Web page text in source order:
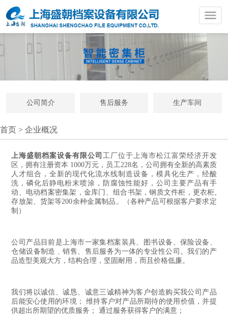
公司简介 售后服务 生产车间
首页 > 企业概况
上海盛朝档案设备有限公司工厂位于上海市松江富荣经济开发
区，拥有注册资本 1000万元，员工228名，公司拥有全新的高素质
人才组合，全新的现代化流水线制造设备，模具化生产，经酸
洗，磷化后静电粉末喷涂，防腐蚀性能好，公司主要产品有手
动、电动档案密集架，金库门、组合书架，钢质文件柜，更衣柜,
存放架、货架等200余种金属制品。（各种产品可根据客户要求定
制）
公司产品目前是上海市一家集档案装具、图书设备、保险设备、
仓储设备制造﹑销售、售后服务为一体的专业性公司。我们的产
品造型美观大方，结构合理，坚固耐用，而且价格低廉。
我们将以诚信、诚恳、诚意三诚精神为客户创造购买我公司产品
后能安心使用的环境； 维持客户对产品所期待的使用价值，并提
供超出所期望的优质服务； 通过服务获得客户的满意；